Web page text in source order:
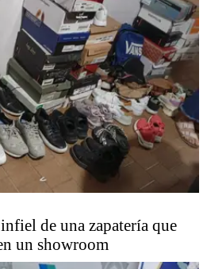
de una zapatería que
un showroom